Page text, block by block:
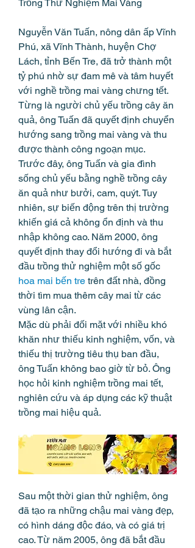
Trồng Thử Nghiệm Mai Vàng
Nguyễn Văn Tuấn, nông dân ấp Vĩnh
Phú, xã Vĩnh Thành, huyện Chợ
Lách, tỉnh Bến Tre, đã trở thành một
tỷ phú nhờ sự đam mê và tâm huyết
với nghề trồng mai vàng chưng tết.
Từng là người chủ yếu trồng cây ăn
quả, ông Tuấn đã quyết định chuyển
hướng sang trồng mai vàng và thu
được thành công ngoạn mục.
Trước đây, ông Tuấn và gia đình
sống chủ yếu bằng nghề trồng cây
ăn quả như bưởi, cam, quýt. Tuy
nhiên, sự biến động trên thị trường
khiến giá cả không ổn định và thu
nhập không cao. Năm 2000, ông
quyết định thay đổi hướng đi và bắt
hoa mai bến tre trên đất nhà, đồng
thời tìm mua thêm cây mai từ các
vùng lân cận.
Mặc dù phải đối mặt với nhiều khó
khăn như thiếu kinh nghiệm, vốn, và
thiếu thị trường tiêu thụ ban đầu,
ông Tuấn không bao giờ từ bỏ. Ông
học hỏi kinh nghiệm trồng mai tết,
nghiên cứu và áp dụng các kỹ thuật
trồng mai hiệu quả.
Sau một thời gian thử nghiệm, ông
đã tạo ra những chậu mai vàng đẹp,
có hình dáng độc đáo, và có giá trị
cao. Từ năm 2005, ông đã bắt đầu